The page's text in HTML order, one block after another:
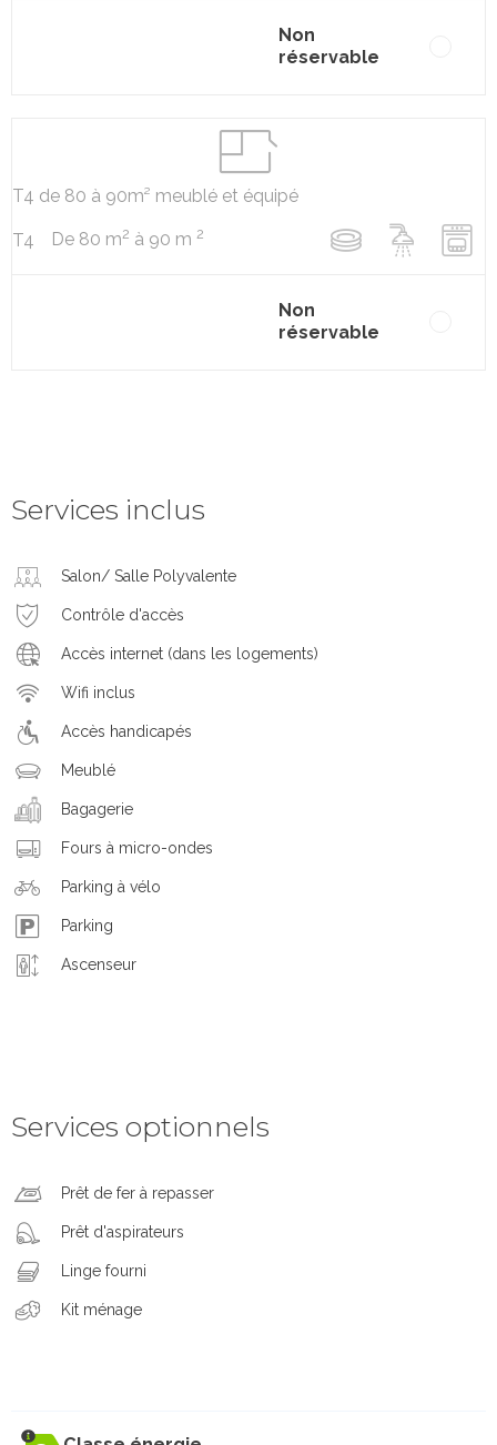
Non
réservable
T4 de 80 à 90m² meublé et équipé
T4 De 80 m2 à 90 m 2
Non
réservable
Services inclus
Salon/ Salle Polyvalente
Contrôle d'accès
Accès internet (dans les logements)
Wifi inclus
Accès handicapés
Meublé
Bagagerie
Fours à micro-ondes
Parking à vélo
Parking
Ascenseur
Services optionnels
Prêt de fer à repasser
Prêt d'aspirateurs
Linge fourni
Kit ménage